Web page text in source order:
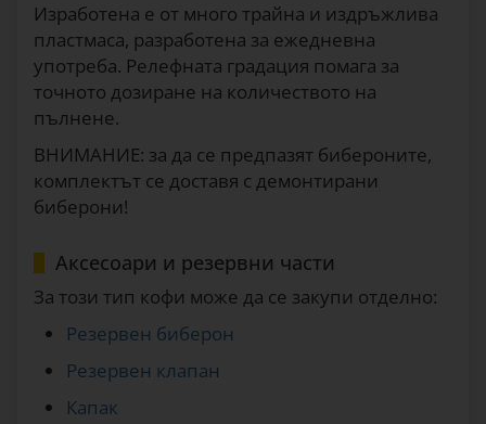
Изработена е от много трайна и издръжлива
пластмаса, разработена за ежедневна
употреба. Релефната градация помага за
точното дозиране на количеството на
пълнене.
ВНИМАНИЕ: за да се предпазят бибероните,
комплектът се доставя с демонтирани
биберони!
Аксесоари и резервни части
За този тип кофи може да се закупи отделно:
Резервен биберон
Резервен клапан
Капак